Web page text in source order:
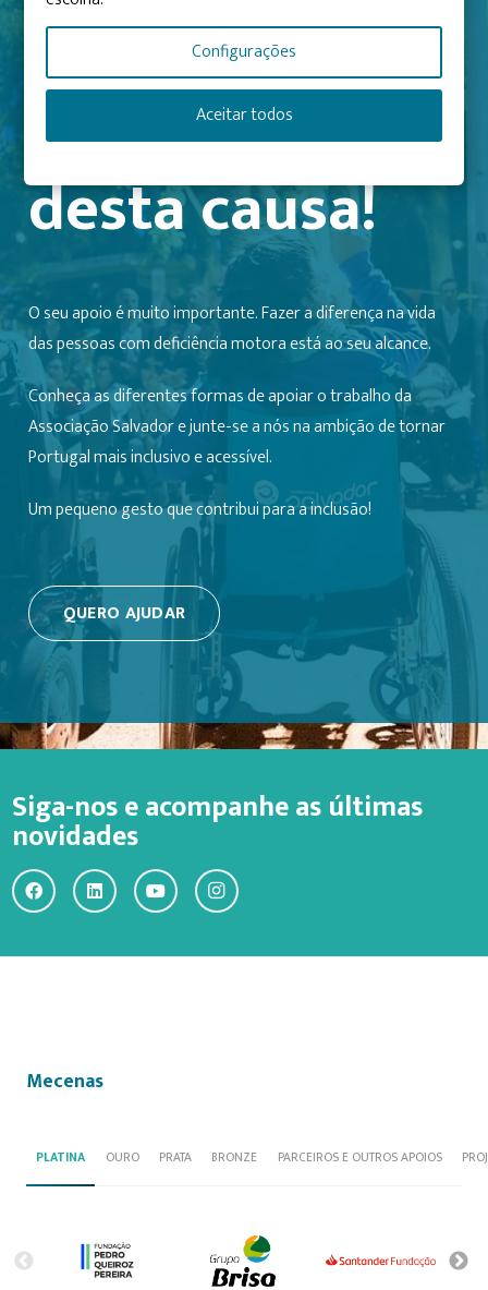
ENVOLVA-SE
Faça parte
desta causa!
O seu apoio é muito importante. Fazer a diferença na vida
das pessoas com deficiência motora está ao seu alcance.
Conheça as diferentes formas de apoiar o trabalho da
Associação Salvador e junte-se a nós na ambição de tornar
Portugal mais inclusivo e acessível.
Um pequeno gesto que contribui para a inclusão!
QUERO AJUDAR
Siga-nos e acompanhe as últimas
novidades
Mecenas
PLATINA OURO PRATA BRONZE PARCEIROS E OUTROS APOIOS
Configurações
Aceitar todos